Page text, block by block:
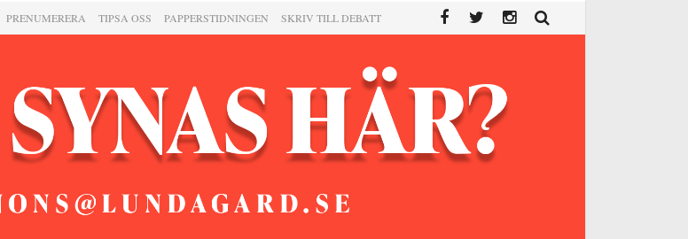
PRENUMERERA TIPSA OSS PAPPERSTIDNINGEN SKRIV TILL DEBATT